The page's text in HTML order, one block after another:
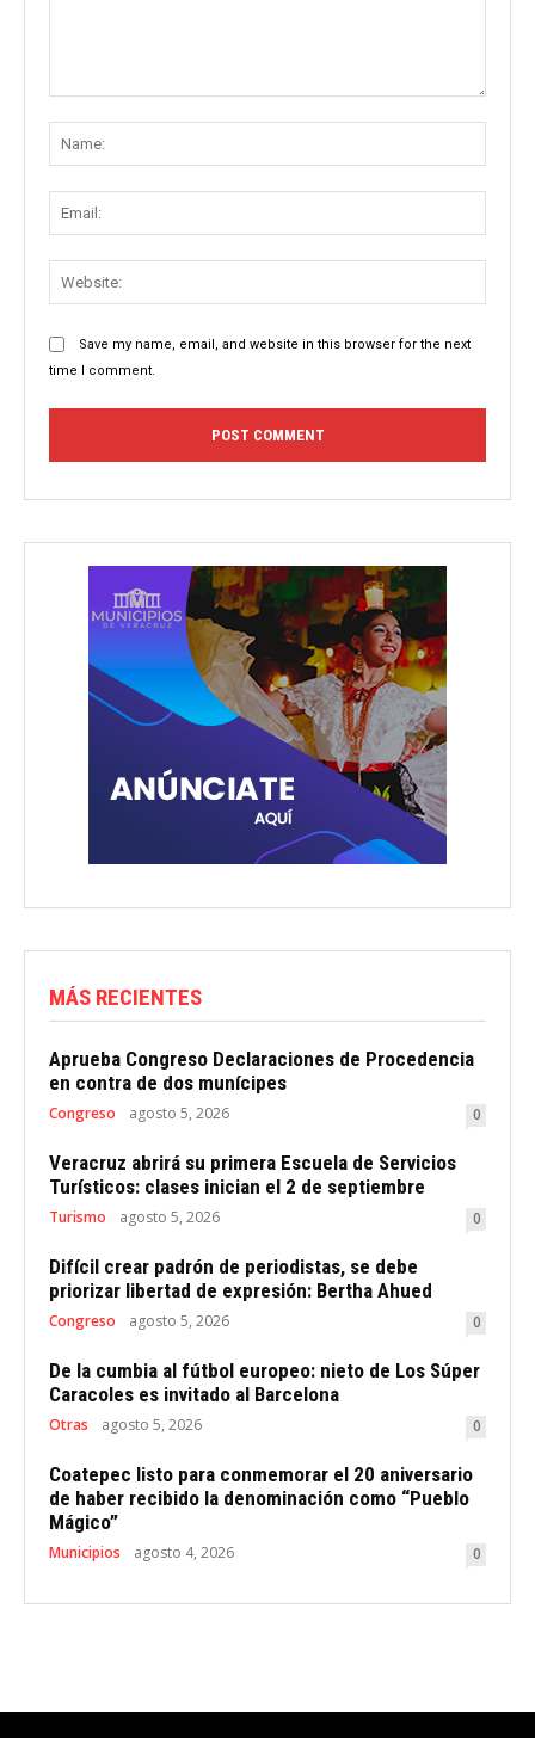
Save my name, email, and website in this browser for the next
time I comment.
MÁS RECIENTES
Aprueba Congreso Declaraciones de Procedencia
en contra de dos munícipes
Congreso agosto 5, 2026 0
Veracruz abrirá su primera Escuela de Servicios
Turísticos: clases inician el 2 de septiembre
Turismo agosto 5, 2026 0
Difícil crear padrón de periodistas, se debe
priorizar libertad de expresión: Bertha Ahued
Congreso agosto 5, 2026 0
De la cumbia al fútbol europeo: nieto de Los Súper
Caracoles es invitado al Barcelona
Otras agosto 5, 2026 0
Coatepec listo para conmemorar el 20 aniversario
de haber recibido la denominación como “Pueblo
Mágico”
Municipios agosto 4, 2026 0